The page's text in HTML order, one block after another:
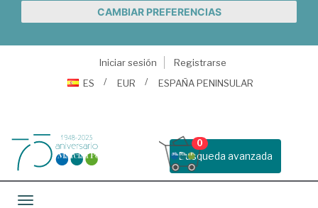
CAMBIAR PREFERENCIAS
Iniciar sesión
Registrarse
ES
EUR ESPAÑA PENINSULAR
Busqueda avanzada
0
Toggle navigation